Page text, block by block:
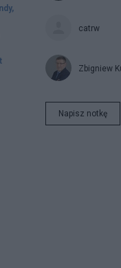
catrw
Zbigniew
Napisz notkę